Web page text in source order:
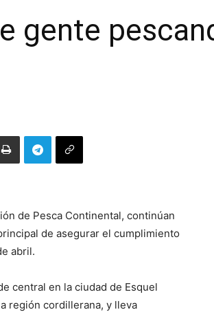
gente
de Pesca Continental, continúan
de asegurar el cumplimiento
abril.
central en la ciudad de Esquel
región cordillerana, y lleva